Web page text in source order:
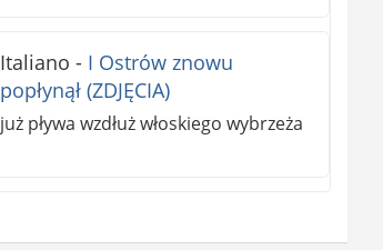
Italiano - I Ostrów znowu
popłynął (ZDJĘCIA)
już pływa wzdłuż włoskiego wybrzeża